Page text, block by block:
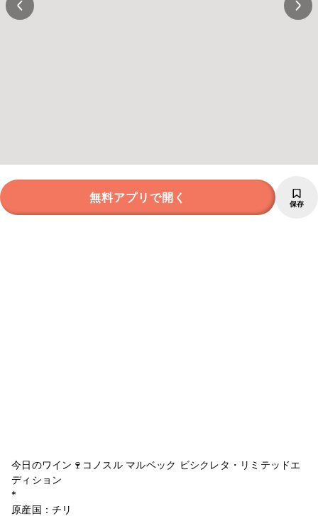
無料アプリで開く 保存
今日のワイン🍷コノスル マルベック ビシクレタ・リミテッドエ
ディション
*
原産国：チリ